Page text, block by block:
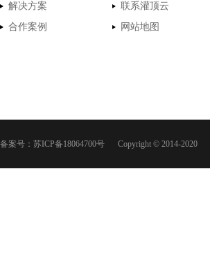
解决方案
联系灌顶云
合作案例
网站地图
备案号： 苏ICP备18064700号 Copyright © 2014-2020